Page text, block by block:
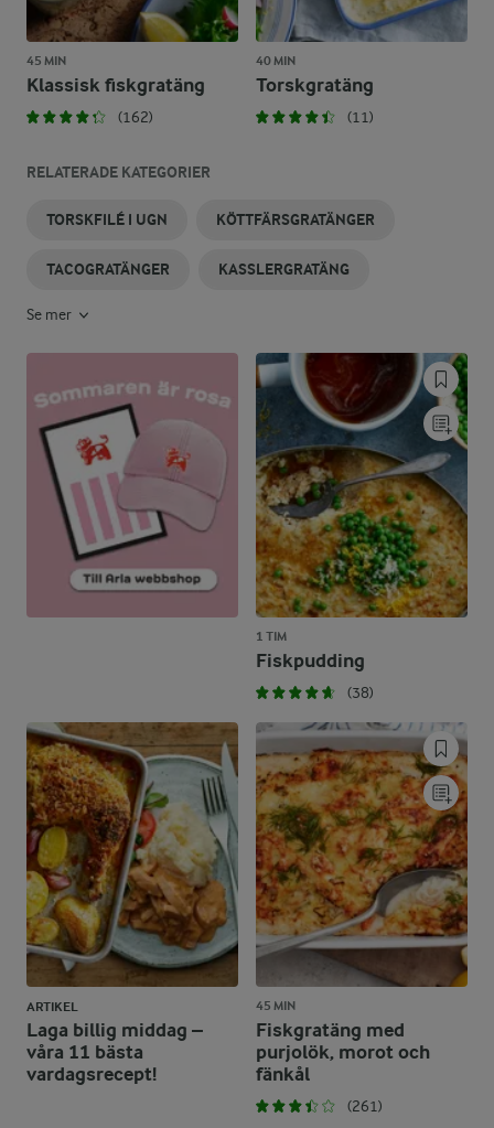
45 MIN
Klassisk fiskgratäng
(162)
40 MIN
Torskgratäng
(11)
RELATERADE KATEGORIER
TORSKFILÉ I UGN KÖTTFÄRSGRATÄNGER
TACOGRATÄNGER KASSLERGRATÄNG
Se mer
1 TIM
Fiskpudding
(38)
ARTIKEL
Laga billig middag –
våra 11 bästa
vardagsrecept!
45 MIN
Fiskgratäng med
purjolök, morot och
fänkål
(261)